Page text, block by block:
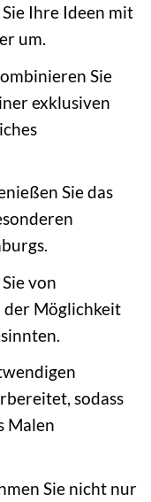
Ihre Ideen mit
um.
Sie
exklusiven
Sie das
von
Möglichkeit
sodass
Malen
Sie nicht nur